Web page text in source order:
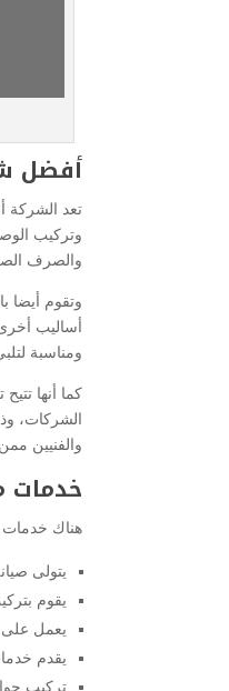
أفضل
تعد الشركة
وتركيب
والصرف
وتقوم أيضا
أساليب
ومناسبة
كما أنها
الشركات،
والفنيين
خدمات
هناك
يتولى
يقوم
يعمل على
يقدم
تركيب